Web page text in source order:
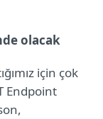
olacak
için çok
Endpoint